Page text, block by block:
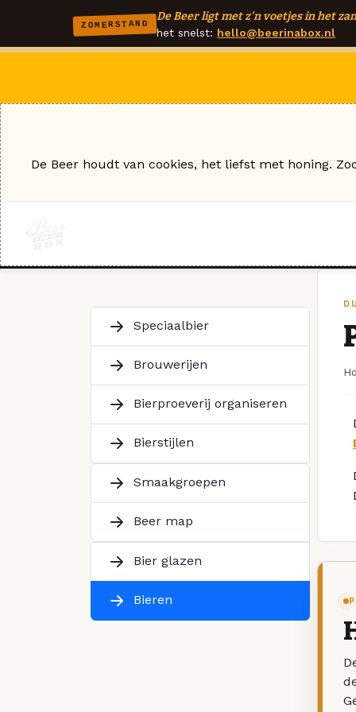
ZOMERSTAND
De Beer ligt met z'n voetjes in het
het snelst: hello@beerinabox.nl
Speciaalbier
Brouwerijen
Bierproeverij organiseren
Bierstijlen
Smaakgroepen
Beer map
Bier glazen
Bieren
De Beer houdt van cookies, het liefst met honing.